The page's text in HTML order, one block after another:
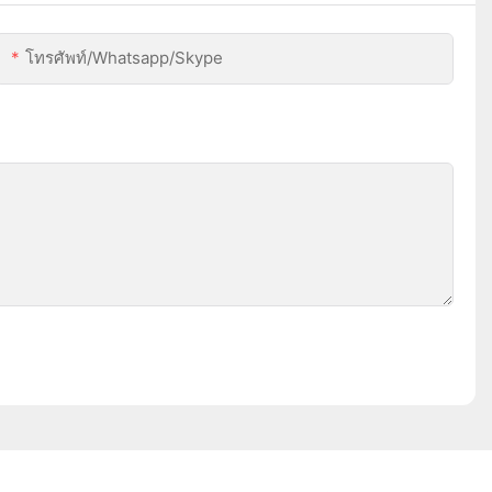
โทรศัพท์/whatsapp/skype